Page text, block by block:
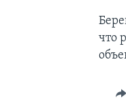
что